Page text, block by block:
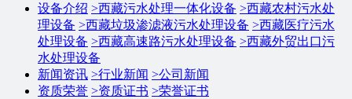
设备介绍 >西藏污水处理一体化设备 >西藏农村污水处
理设备 >西藏垃圾渗滤液污水处理设备 >西藏医疗污水
处理设备 >西藏高速路污水处理设备 >西藏外贸出口污
水处理设备
新闻资讯 >行业新闻 >公司新闻
资质荣誉 >资质证书 >荣誉证书